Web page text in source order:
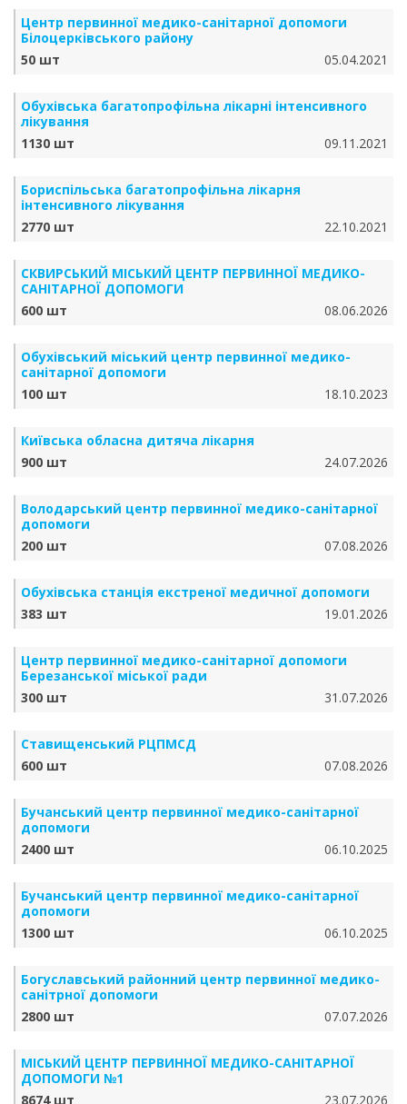
Центр первинної медико-санітарної допомоги
Білоцерківського району
50 шт
05.04.2021
Обухівська багатопрофільна лікарні інтенсивного
лікування
1130 шт
09.11.2021
Бориспільська багатопрофільна лікарня
інтенсивного лікування
2770 шт
22.10.2021
СКВИРСЬКИЙ МІСЬКИЙ ЦЕНТР ПЕРВИННОЇ МЕДИКО-
САНІТАРНОЇ ДОПОМОГИ
600 шт
08.06.2026
Обухівський міський центр первинної медико-
санітарної допомоги
100 шт
18.10.2023
Київська обласна дитяча лікарня
900 шт
24.07.2026
Володарський центр первинної медико-санітарної
допомоги
200 шт
07.08.2026
Обухівська станція екстреної медичної допомоги
383 шт
19.01.2026
Центр первинної медико-санітарної допомоги
Березанської міської ради
300 шт
31.07.2026
Ставищенський РЦПМСД
600 шт
07.08.2026
Бучанський центр первинної медико-санітарної
допомоги
2400 шт
06.10.2025
Бучанський центр первинної медико-санітарної
допомоги
1300 шт
06.10.2025
Богуславський районний центр первинної медико-
санітрної допомоги
2800 шт
07.07.2026
МІСЬКИЙ ЦЕНТР ПЕРВИННОЇ МЕДИКО-САНІТАРНОЇ
ДОПОМОГИ №1
8674 шт
23.07.2026